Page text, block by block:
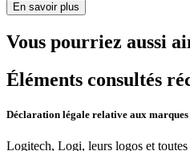
En savoir plus
Vous pourriez aussi
Éléments consultés
Déclaration légale relative aux marques
Logitech, Logi, leurs logos et toutes